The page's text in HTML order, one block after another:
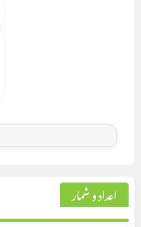
اعداد و شمار